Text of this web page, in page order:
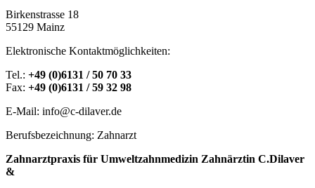
Birkenstrasse 18
55129 Mainz
Elektronische Kontaktmöglichkeiten:
Tel.: +49 (0)6131 / 50 70 33
Fax: +49 (0)6131 / 59 32 98
E-Mail: info@c-dilaver.de
Berufsbezeichnung: Zahnarzt
Zahnarztpraxis für Umweltzahnmedizin Zahnärztin C.Dilaver
&